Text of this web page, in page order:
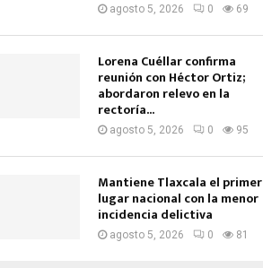
agosto 5, 2026 0 69
Lorena Cuéllar confirma
reunión con Héctor Ortiz;
abordaron relevo en la
rectoría...
agosto 5, 2026 0 95
Mantiene Tlaxcala el primer
lugar nacional con la menor
incidencia delictiva
agosto 5, 2026 0 81